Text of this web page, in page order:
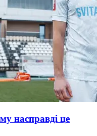
насправді це